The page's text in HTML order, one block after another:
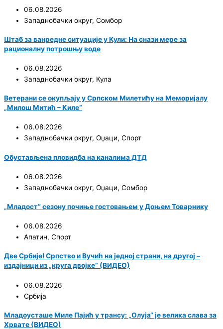
06.08.2026
Западнобачки округ, Сомбор
Штаб за ванредне ситуације у Кули: На снази мере за
рационалну потрошњу воде
06.08.2026
Западнобачки округ, Кула
Ветерани се окупљају у Српском Милетићу на Меморијалу
„Милош Митић – Киле“
06.08.2026
Западнобачки округ, Оџаци, Спорт
Обустављена пловидба на каналима ДТД
06.08.2026
Западнобачки округ, Оџаци, Сомбор
„Младост“ сезону почиње гостовањем у Доњем Товарнику
06.08.2026
Апатин, Спорт
Две Србије! Српство и Вучић на једној страни, на другој –
издајници из „круга двојке“ (ВИДЕО)
06.08.2026
Србија
Младоусташе Миле Пајић у трансу: „Олуја“ је велика слава за
Хрвате (ВИДЕО)